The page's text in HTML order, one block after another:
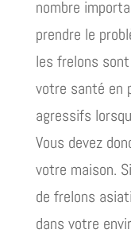
nombre
prendre le
les frelons
votre santé en
agressifs
Vous devez
votre maison.
de frelons
dans votre